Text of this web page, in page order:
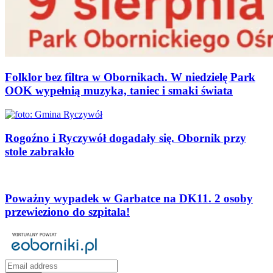
Folklor bez filtra w Obornikach. W niedzielę Park
OOK wypełnią muzyka, taniec i smaki świata
Rogoźno i Ryczywół dogadały się. Obornik przy
stole zabrakło
Poważny wypadek w Garbatce na DK11. 2 osoby
przewieziono do szpitala!